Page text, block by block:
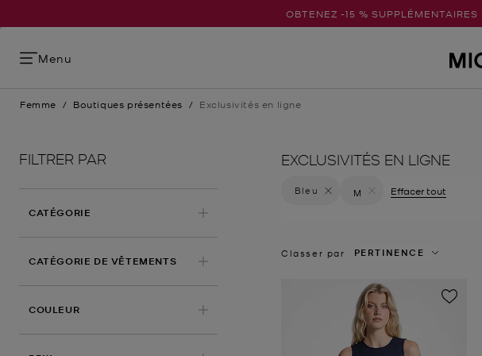
OBTENEZ -15 %
Menu
Femme / Boutiques présentées / Exclusivités en ligne
FILTRER PAR
CATÉGORIE
CATÉGORIE DE VÊTEMENTS
COULEURAPPLIQUÉ
EXCLUSIVITÉS EN LIGNE
Supprimer le filtre
Bleu
M
Effacer tout
Classer par PERTINENCE